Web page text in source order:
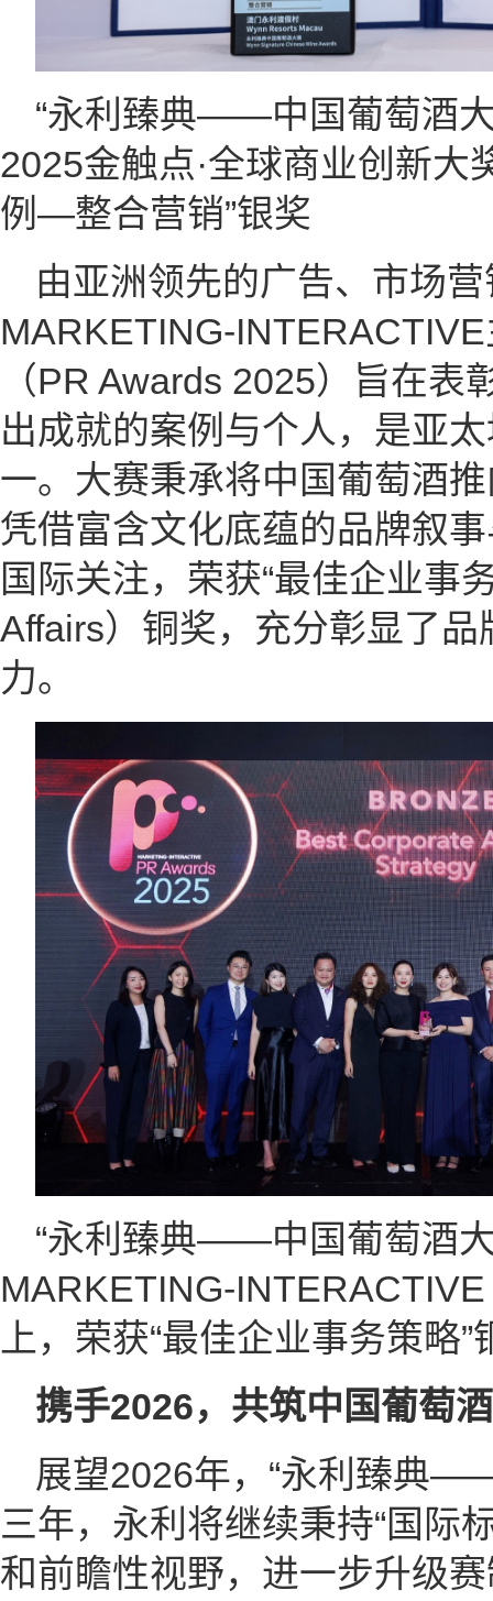
“永利臻典——中国葡萄酒
2025金触点·全球商业创新大
例—整合营销”银奖
由亚洲领先的广告、市场
MARKETING-INTERACTIVE
（PR Awards 2025）旨在
出成就的案例与个人，是亚
一。大赛秉承将中国葡萄酒
凭借富含文化底蕴的品牌叙
国际关注，荣获“最佳企业事
Affairs）铜奖，充分彰显了
力。
“永利臻典——中国葡萄酒
MARKETING-
上，荣获“最佳企业事务策略”
携手2026，共筑中国葡萄
展望2026年，“永利臻典
三年，永利将继续秉持“国际
和前瞻性视野，进一步升级